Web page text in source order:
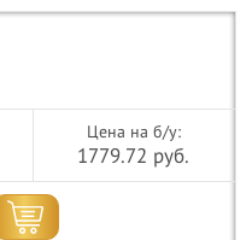
Цена на б/у:
1779.72 руб.